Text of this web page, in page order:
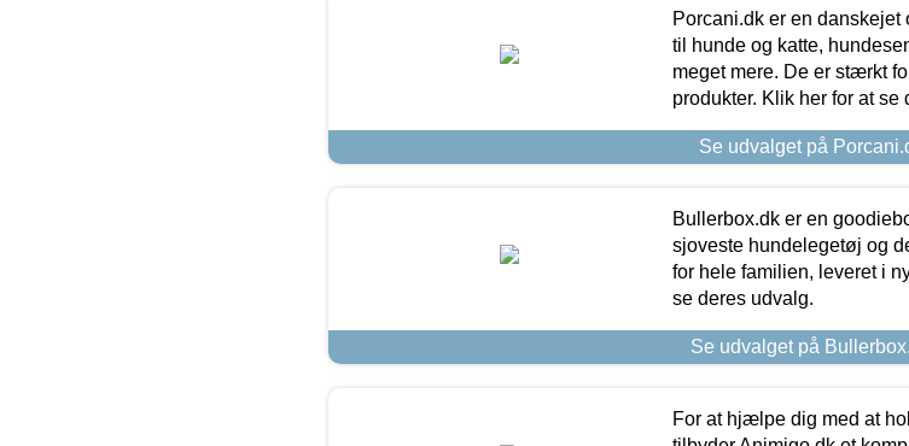
Porcani.dk er en
til hunde og katte,
meget mere. De er stærkt
produkter. Klik her for at se
Se udvalget på
Bullerbox.dk er en
sjoveste hundelegetøj og
for hele familien, leveret i
se deres udvalg.
Se udvalget på
For at hjælpe dig med at